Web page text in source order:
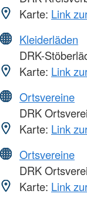
Karte: Link
Kleiderläden
DRK-
Karte: Link
Ortsvereine
DRK
Karte: Link
Ortsvereine
DRK
Karte: Link